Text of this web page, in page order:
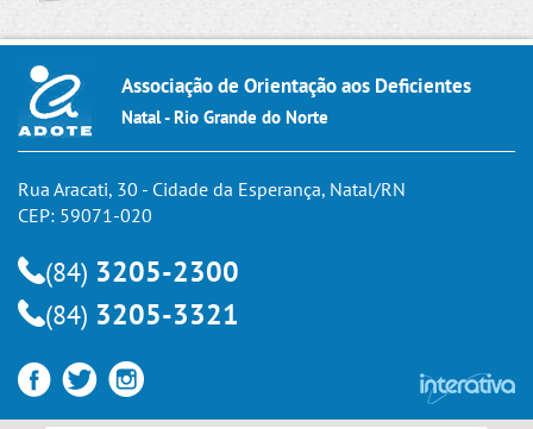
Associação de Orientação aos Deficientes
Natal - Rio Grande do Norte
Rua Aracati, 30 - Cidade da Esperança, Natal/RN
CEP: 59071-020
(84) 3205-2300
(84) 3205-3321